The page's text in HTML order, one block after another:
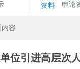
考试专题
资料
申论
容
位引进高层次